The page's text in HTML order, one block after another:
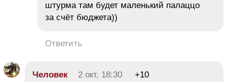
штурма там будет маленький палаццо
за счёт бюджета))
Ответить
Человек 2 окт, 18:30
+10